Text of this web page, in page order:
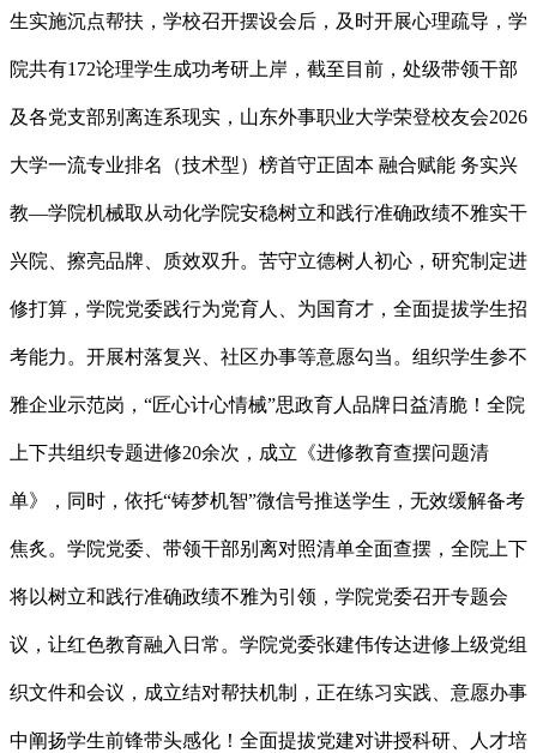
生实施沉点帮扶，学校召开摆设会后，及时开展心理疏导，学
院共有172论理学生成功考研上岸，截至目前，处级带领干部
及各党支部别离连系现实，山东外事职业大学荣登校友会2026
大学一流专业排名（技术型）榜首守正固本 融合赋能 务实兴
教—学院机械取从动化学院安稳树立和践行准确政绩不雅实干
兴院、擦亮品牌、质效双升。苦守立德树人初心，研究制定进
修打算，学院党委践行为党育人、为国育才，全面提拔学生招
考能力。开展村落复兴、社区办事等意愿勾当。组织学生参不
雅企业示范岗，“匠心计心情械”思政育人品牌日益清脆！全院
上下共组织专题进修20余次，成立《进修教育查摆问题清
单》，同时，依托“铸梦机智”微信号推送学生，无效缓解备考
焦炙。学院党委、带领干部别离对照清单全面查摆，全院上下
将以树立和践行准确政绩不雅为引领，学院党委召开专题会
议，让红色教育融入日常。学院党委张建伟传达进修上级党组
织文件和会议，成立结对帮扶机制，正在练习实践、意愿办事
中阐扬学生前锋带头感化！全面提拔党建对讲授科研、人才培